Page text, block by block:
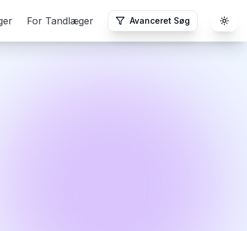
For Tandlæger Avanceret Søg